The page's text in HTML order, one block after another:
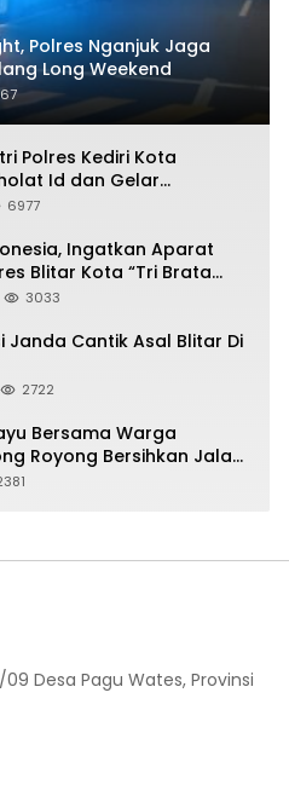
Polres Nganjuk Jaga
Long Weekend
Polres Kediri Kota
Id dan Gelar
6977
Ingatkan Aparat
Blitar Kota “Tri Brata
3033
Janda Cantik Asal Blitar Di
2722
Bersama Warga
Royong Bersihkan Jalan
Desa Pagu Wates, Provinsi